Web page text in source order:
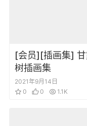
[会员][插画集]
树插画集
2021年9月14日
0
0 1.1K